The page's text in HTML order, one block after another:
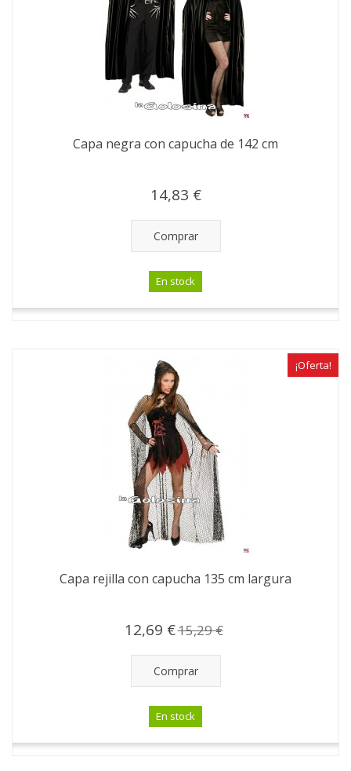
Capa negra con capucha de 142 cm
14,83 €
Comprar
En stock
¡Oferta!
Capa rejilla con capucha 135 cm largura
12,69 €15,29 €
Comprar
En stock